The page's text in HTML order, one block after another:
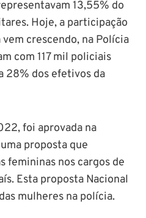
13,55% do
Hoje, a participação
crescendo, na Polícia
com 117 mil policiais
28% dos efetivos da
foi aprovada na
proposta que
femininas nos cargos de
Esta proposta Nacional
mulheres na polícia.